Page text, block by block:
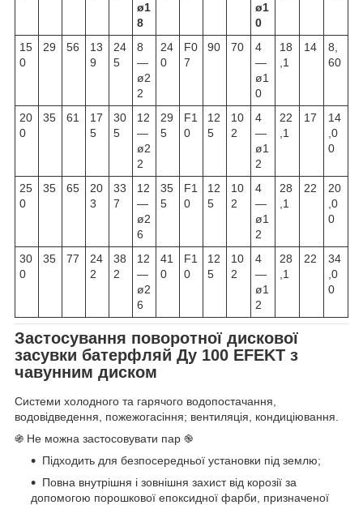
ø1
8
ø1
0
15
0
29 56
13
9
24
5
8
—
ø2
2
24
0
F0
7
90 70
4
—
ø1
0
18
,1
14
8,
60
20
0
35 61
17
5
30
5
12
—
ø2
2
29
5
F1
0
12
5
10
2
4
—
ø1
2
22
,1
17
14
,0
0
25
0
35 65
20
3
33
7
12
—
ø2
6
35
5
F1
0
12
5
10
2
4
—
ø1
2
28
,1
22
20
,0
0
30
0
35 77
24
2
38
2
12
—
ø2
6
41
0
F1
0
12
5
10
2
4
—
ø1
2
28
,1
22
34
,0
0
Застосування поворотної дискової
засувки батерфляй Ду 100 EFEKT з
чавунним диском
Системи холодного та гарячого водопостачання,
водовідведення, пожежогасіння; вентиляція, кондиціювання.
֍ Не можна застосовувати пар ֎
Підходить для безпосередньої установки під землю;
Повна внутрішня і зовнішня захист від корозії за
допомогою порошкової епоксидної фарби, призначеної